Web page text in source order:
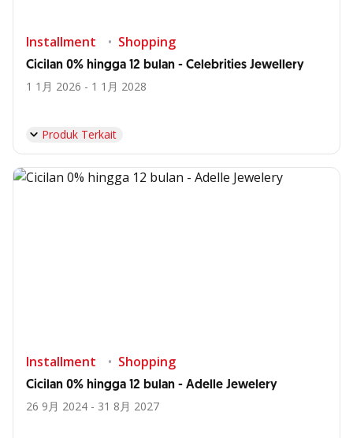
Installment Shopping
Cicilan 0% hingga 12 bulan - Celebrities Jewellery
1 1月 2026 - 1 1月 2028
Produk Terkait
Installment Shopping
Cicilan 0% hingga 12 bulan - Adelle Jewelery
26 9月 2024 - 31 8月 2027